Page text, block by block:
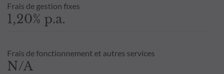
Frais de gestion fixes
1,20% p.a.
Frais de fonctionnement et autres services
N/A